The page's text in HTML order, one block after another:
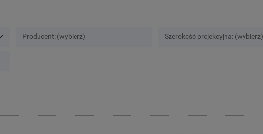
Producent: (wybierz) Szerokość projekcyjna: (wybierz)